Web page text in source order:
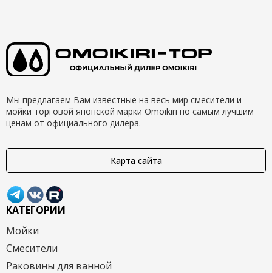
Мы предлагаем Вам известные на весь мир смесители и
мойки торговой японской марки Omoikiri по самым лучшим
ценам от официального дилера.
Карта сайта
КАТЕГОРИИ
Мойки
Смесители
Раковины для ванной